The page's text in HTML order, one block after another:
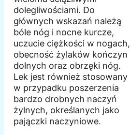
dolegliwościami. Do
głównych wskazań należą
bóle nóg i nocne kurcze,
uczucie ciężkości w nogach,
obecność żylaków kończyn
dolnych oraz obrzęki nóg.
Lek jest również stosowany
w przypadku poszerzenia
bardzo drobnych naczyń
żylnych, określanych jako
pajączki naczyniowe.